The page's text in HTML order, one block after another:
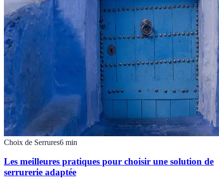
Choix de Serrures6 min
Les meilleures pratiques pour choisir une solution de
serrurerie adaptée